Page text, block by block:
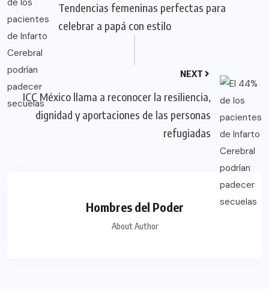
Tendencias femeninas perfectas para
celebrar a papá con estilo
NEXT
ICC México llama a reconocer la resiliencia,
dignidad y aportaciones de las personas
refugiadas
Hombres del Poder
About Author